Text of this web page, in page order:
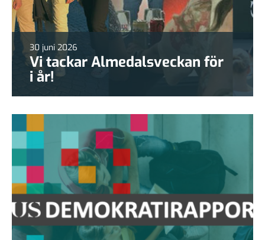
30 juni 2026
Vi tackar Almedalsveckan för
i år!